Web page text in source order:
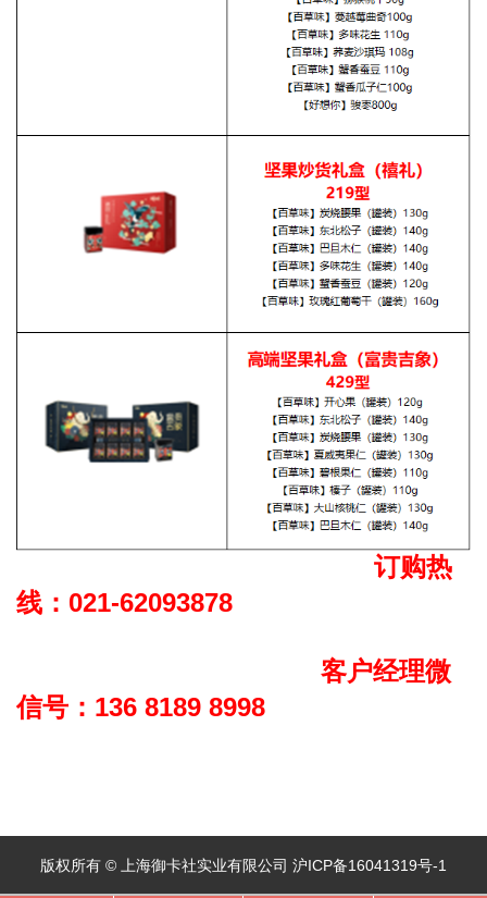
订购热
线：021-62093878
客户经理微
信号：136 8189 8998
版权所有 © 上海御卡社实业有限公司 沪ICP备16041319号-1